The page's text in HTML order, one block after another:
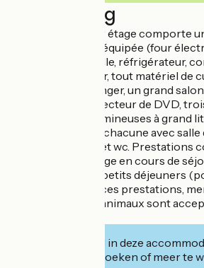
Beschrijving
Le gîte situé au 1er étage comporte
américaine toute équipée (four
ondes, lave vaisselle, réfrigérateur,
de cuisson et évier, tout matériel de
espace salle à manger, un grand
téléviseur HD, et lecteur de DVD,
indépendantes lumineuses à grand
en 2 lits si besoin, chacune avec
douche italienne et wc. Prestations
proposées : ménage en cours de
séchage du linge, petits déjeuners
informations sur ces prestations,
l'hébergeur). Les animaux sont
Geïnteresseerd in deze
website om te boeken of meer te